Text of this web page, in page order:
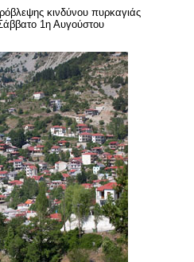
κινδύνου πυρκαγιάς
1η Αυγούστου